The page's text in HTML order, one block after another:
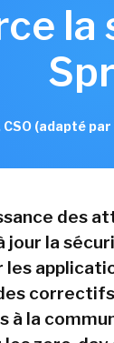
(adapté par
des
jour la
à la